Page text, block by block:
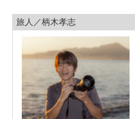
旅人／柄木孝志